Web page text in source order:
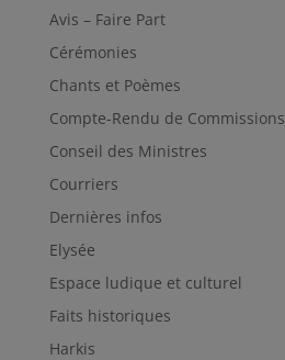
Avis – Faire Part
Cérémonies
Chants et Poèmes
Compte-Rendu de Commissions
Conseil des Ministres
Courriers
Dernières infos
Elysée
Espace ludique et culturel
Faits historiques
Harkis